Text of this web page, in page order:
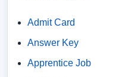
Admit Card
Answer Key
Apprentice Job